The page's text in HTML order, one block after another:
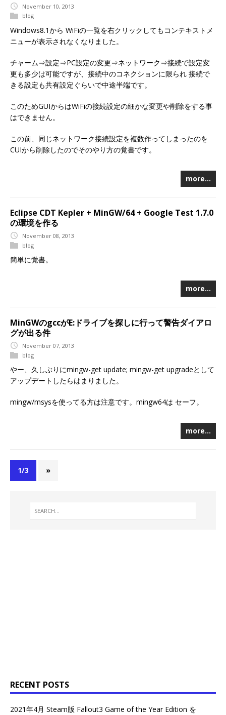
November 10, 2013
blog
Windows8.1から WiFiの一覧を右クリックしてもコンテキストメ
ニューが表示されなくなりました。
チャーム⇒設定⇒PC設定の変更⇒ネットワーク⇒接続で設定変
更も多少は可能ですが、接続中のコネクションに限られ 接続で
きる設定も共有設定ぐらいで中途半端です。
このためGUIからはWiFiの接続設定の細かな変更や削除をする事
はできません。
この前、同じネットワーク接続設定を複数作ってしまったのを
CUIから削除したのでそのやり方の覚書です。
more…
Eclipse CDT Kepler + MinGW/64 + Google Test 1.7.0
の環境を作る
November 08, 2013
blog
簡単に覚書。
more…
MinGWのgccがE:ドライブを探しに行って警告ダイアロ
グが出る件
November 07, 2013
blog
やー、久しぶりにmingw-get update; mingw-get upgradeとして
アップデートしたらはまりました。
mingw/msysを使ってる方は注意です。mingw64は セーフ。
more…
1/3 »
RECENT POSTS
2021年4月 Steam版 Fallout3 Game of the Year Edition を